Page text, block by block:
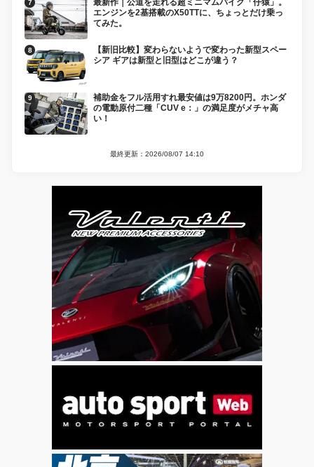
最新作｜公道を走れる超ミニマムバイク「仔猿」。
エンジンを2基搭載のX50TTに、ちょっとだけ乗っ
てみた。
【新旧比較】変わらないようで変わった新型スペー
シア ギアは新型と旧型はどこが違う？
補助金をフル活用すれ最安値は9万8200円。ホンダ
の電動原付二種「CUV e：」の満足度がメチャ高
い！
最終更新：2026/08/07 14:10